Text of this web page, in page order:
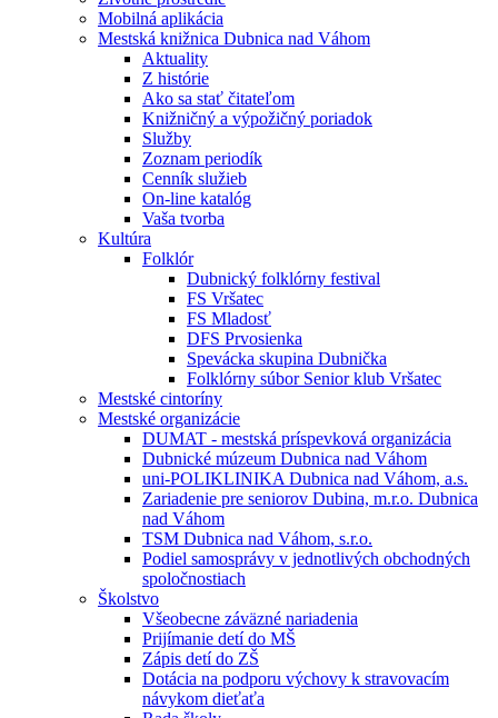
Mobilná aplikácia
Mestská knižnica Dubnica nad Váhom
Aktuality
Z histórie
Ako sa stať čitateľom
Knižničný a výpožičný poriadok
Služby
Zoznam periodík
Cenník služieb
On-line katalóg
Vaša tvorba
Kultúra
Folklór
Dubnický folklórny festival
FS Vršatec
FS Mladosť
DFS Prvosienka
Spevácka skupina Dubnička
Folklórny súbor Senior klub Vršatec
Mestské cintoríny
Mestské organizácie
DUMAT - mestská príspevková organizácia
Dubnické múzeum Dubnica nad Váhom
uni-POLIKLINIKA Dubnica nad Váhom, a.s.
Zariadenie pre seniorov Dubina, m.r.o. Dubnica
nad Váhom
TSM Dubnica nad Váhom, s.r.o.
Podiel samosprávy v jednotlivých obchodných
spoločnostiach
Školstvo
Všeobecne záväzné nariadenia
Prijímanie detí do MŠ
Zápis detí do ZŠ
Dotácia na podporu výchovy k stravovacím
návykom dieťaťa